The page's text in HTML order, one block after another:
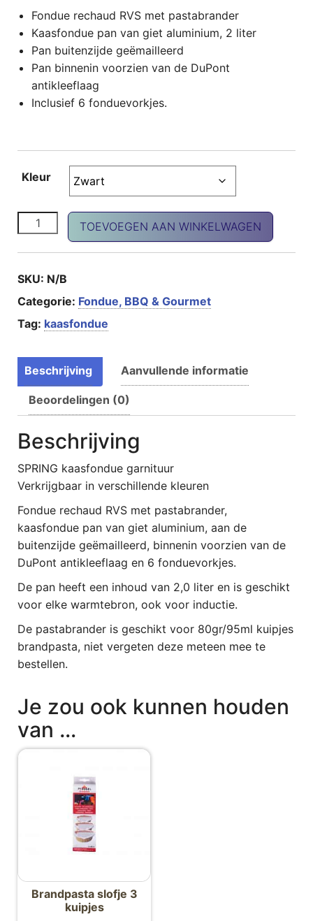
Fondue rechaud RVS met pastabrander
Kaasfondue pan van giet aluminium, 2 liter
Pan buitenzijde geëmailleerd
Pan binnenin voorzien van de DuPont
antikleeflaag
Inclusief 6 fonduevorkjes.
Kleur
Kaasfondue garnituur aantal
TOEVOEGEN AAN WINKELWAGEN
SKU: N/B
Categorie: Fondue, BBQ & Gourmet
Tag: kaasfondue
Beschrijving Aanvullende informatie
Beoordelingen (0)
Beschrijving
SPRING kaasfondue garnituur
Verkrijgbaar in verschillende kleuren
Fondue rechaud RVS met pastabrander,
kaasfondue pan van giet aluminium, aan de
buitenzijde geëmailleerd, binnenin voorzien van de
DuPont antikleeflaag en 6 fonduevorkjes.
De pan heeft een inhoud van 2,0 liter en is geschikt
voor elke warmtebron, ook voor inductie.
De pastabrander is geschikt voor 80gr/95ml kuipjes
brandpasta, niet vergeten deze meteen mee te
bestellen.
Je zou ook kunnen houden
van …
Brandpasta slofje 3
kuipjes